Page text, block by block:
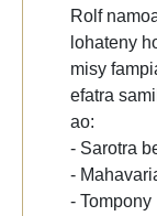
Rolf
lohateny
misy
efatra
ao:
- Sarotra
-
- Tompony